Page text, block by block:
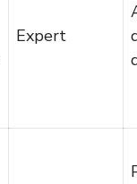
Expert